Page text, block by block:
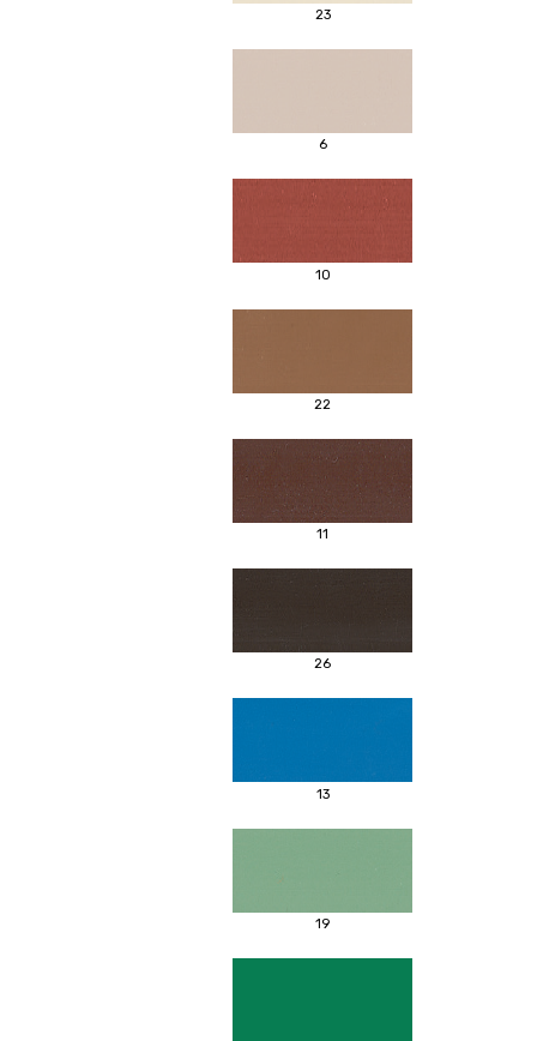
23
6
10
22
11
26
13
19